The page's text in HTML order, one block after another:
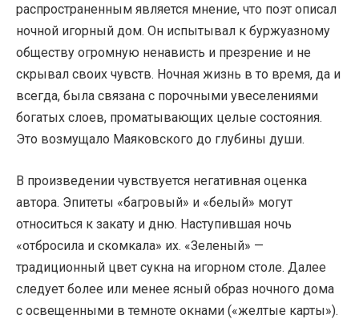
распространенным является мнение, что поэт описал
ночной игорный дом. Он испытывал к буржуазному
обществу огромную ненависть и презрение и не
скрывал своих чувств. Ночная жизнь в то время, да и
всегда, была связана с порочными увеселениями
богатых слоев, проматывающих целые состояния.
Это возмущало Маяковского до глубины души.
В произведении чувствуется негативная оценка
автора. Эпитеты «багровый» и «белый» могут
относиться к закату и дню. Наступившая ночь
«отбросила и скомкала» их. «Зеленый» —
традиционный цвет сукна на игорном столе. Далее
следует более или менее ясный образ ночного дома
с освещенными в темноте окнами («желтые карты»).